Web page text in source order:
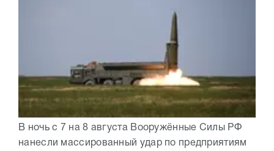
В ночь с 7 на 8 августа Вооружённые Силы РФ
нанесли массированный удар по предприятиям